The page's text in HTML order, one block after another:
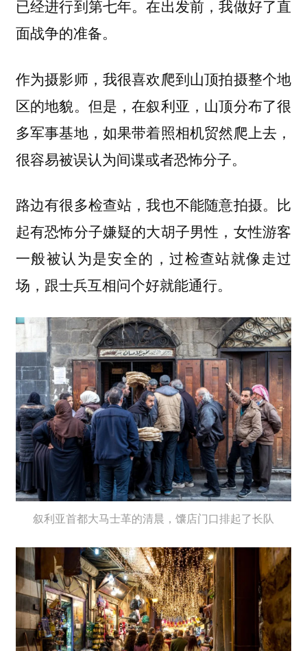
已经进行到第七年。在出发前，我做好了直
面战争的准备。
作为摄影师，我很喜欢爬到山顶拍摄整个地
区的地貌。但是，在叙利亚，山顶分布了很
多军事基地，如果带着照相机贸然爬上去，
很容易被误认为间谍或者恐怖分子。
路边有很多检查站，我也不能随意拍摄。比
起有恐怖分子嫌疑的大胡子男性，女性游客
一般被认为是安全的，过检查站就像走过
场，跟士兵互相问个好就能通行。
叙利亚首都大马士革的清晨，馕店门口排起了长队